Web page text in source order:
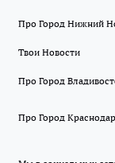
Про Город Нижний
Твои Новости
Про Город
Про Город